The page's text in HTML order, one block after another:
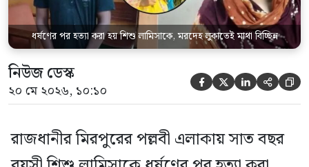
ধর্ষণের পর হত্যা করা হয় শিশু লামিসাকে, মরদেহ লুকাতেই মাথা বিচ্ছিন্ন
নিউজ ডেস্ক
২০ মে ২০২৬, ১০:১০     
রাজধানীর মিরপুরের পল্লবী এলাকায় সাত বছর